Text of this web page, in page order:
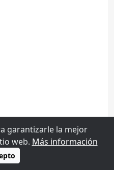
garantizarle la mejor
web. Más información